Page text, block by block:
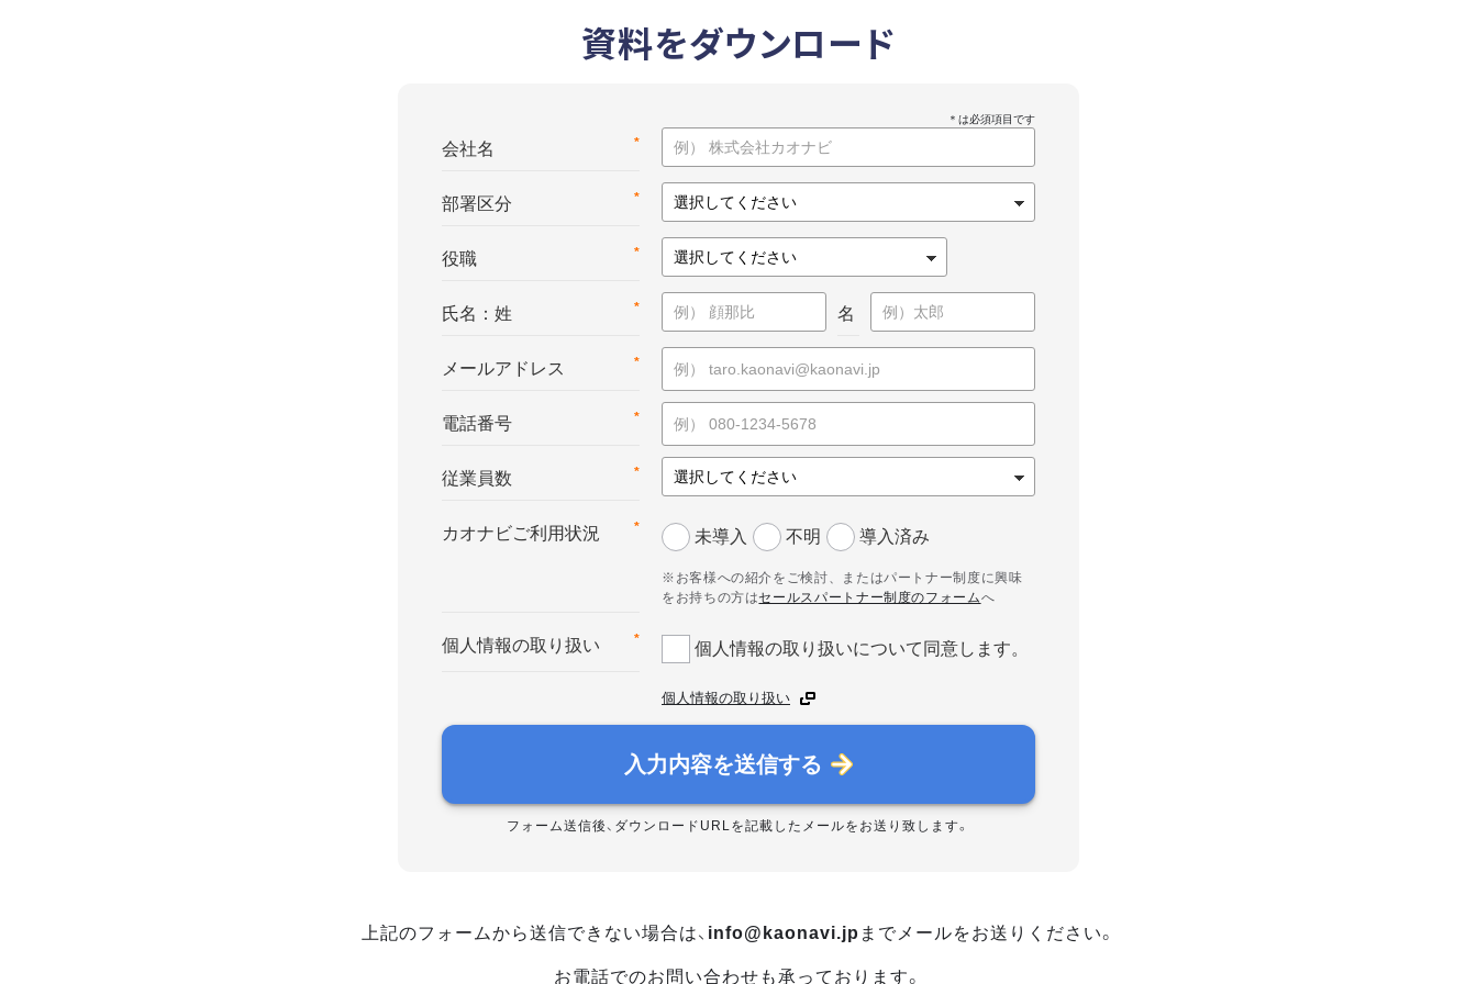
資料をダウンロード
*
会社名
*
部署区分
*
役職
*
氏名：姓 名
*
メールアドレス
*
電話番号
*
従業員数
*
カオナビご利用状況 未導入 不明 導入済み
※お客様への紹介をご検討、またはパートナー制度に興味
をお持ちの方はセールスパートナー制度のフォームへ
*
個人情報の取り扱い 個人情報の取り扱いについて同意します。
個人情報の取り扱い
入力内容を送信する
フォーム送信後、ダウンロードURLを記載したメールをお送り致します。
上記のフォームから送信できない場合は、 info@kaonavi.jp までメールをお送りください。
お電話でのお問い合わせも承っております。